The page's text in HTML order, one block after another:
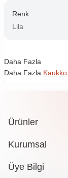
Renk
Lila
Daha Fazla
Daha Fazla Kaukko
Ürünler
Kurumsal
Üye Bilgi